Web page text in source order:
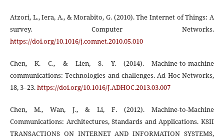
Atzori, L., Iera, A., & Morabito, G. (2010). The Internet of Things: A
survey. Computer Networks.
https://doi.org/10.1016/j.comnet.2010.05.010
Chen, K. C., & Lien, S. Y. (2014). Machine-to-machine
communications: Technologies and challenges. Ad Hoc Networks,
18, 3–23.https://doi.org/10.1016/J.ADHOC.2013.03.007
Chen, M., Wan, J., & Li, F. (2012). Machine-to-Machine
Communications: Architectures, Standards and Applications. KSII
TRANSACTIONS ON INTERNET AND INFORMATION SYSTEMS,